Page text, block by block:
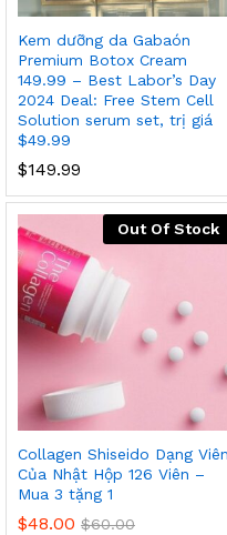
Kem dưỡng da Gabaón
Premium Botox Cream
149.99 – Best Labor’s Day
2024 Deal: Free Stem Cell
Solution serum set, trị giá
$49.99
$149.99
Out Of Stock
Collagen Shiseido Dạng Viên
Của Nhật Hộp 126 Viên –
Mua 3 tặng 1
$48.00 $60.00